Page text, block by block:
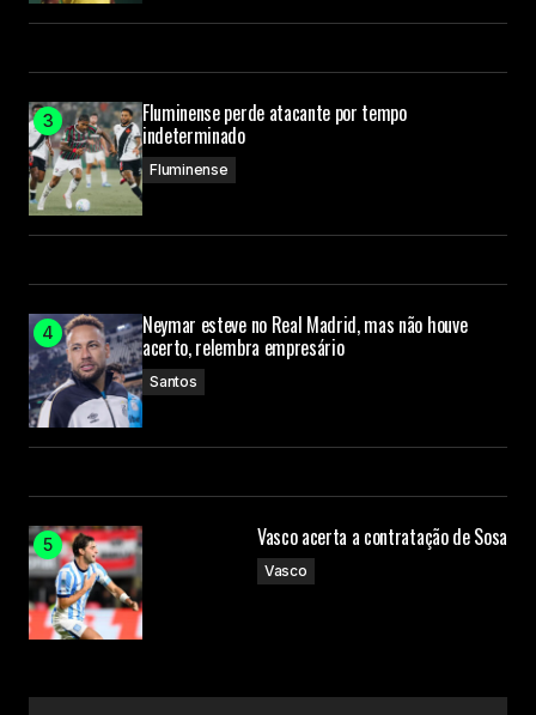
Fluminense perde atacante por tempo
indeterminado
Fluminense
Neymar esteve no Real Madrid, mas não houve
acerto, relembra empresário
Santos
Vasco acerta a contratação de Sosa
Vasco